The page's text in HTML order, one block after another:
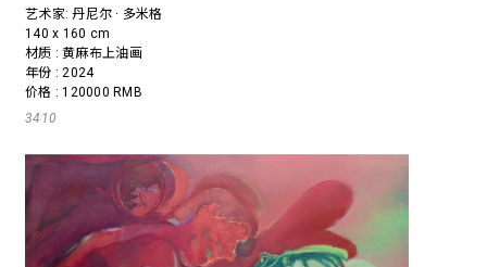
艺术家:丹尼尔 · 多米格
140 x 160 cm
材质 : 黄麻布上油画
年份 : 2024
价格 : 120000 RMB
3410